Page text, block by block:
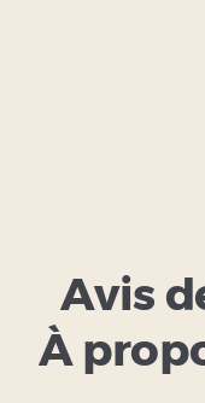
Avis
À